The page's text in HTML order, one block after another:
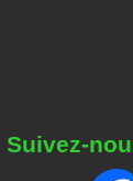
Suivez-